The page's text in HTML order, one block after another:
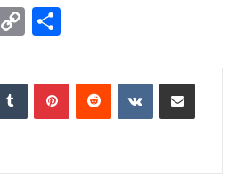
C
p
y
n
ar
e
TumblrPinterestReddit VKontakteShare via Email